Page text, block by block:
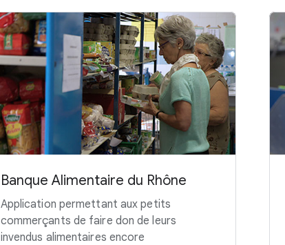
Banque Alimentaire du Rhône
Application permettant aux petits
commerçants de faire don de leurs
invendus alimentaires encore